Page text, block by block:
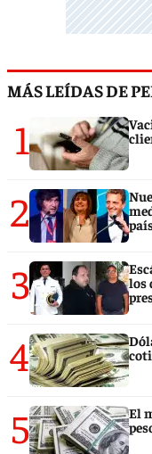
MÁS LEÍDAS DE
1
2
3
los
4
5
El